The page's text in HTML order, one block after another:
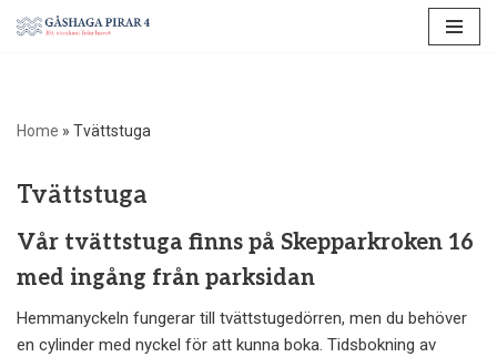
Home » Tvättstuga
Tvättstuga
Vår tvättstuga finns på Skepparkroken 16
med ingång från parksidan
Hemmanyckeln fungerar till tvättstugedörren, men du behöver
en cylinder med nyckel för att kunna boka. Tidsbokning av